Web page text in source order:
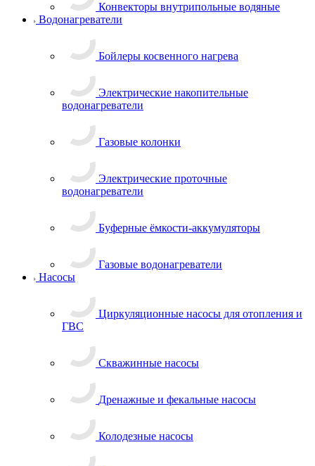
Конвекторы внутрипольные водяные
Водонагреватели
Бойлеры косвенного нагрева
Электрические накопительные
водонагреватели
Газовые колонки
Электрические проточные
водонагреватели
Буферные ёмкости-аккумуляторы
Газовые водонагреватели
Насосы
Циркуляционные насосы для отопления и
ГВС
Скважинные насосы
Дренажные и фекальные насосы
Колодезные насосы